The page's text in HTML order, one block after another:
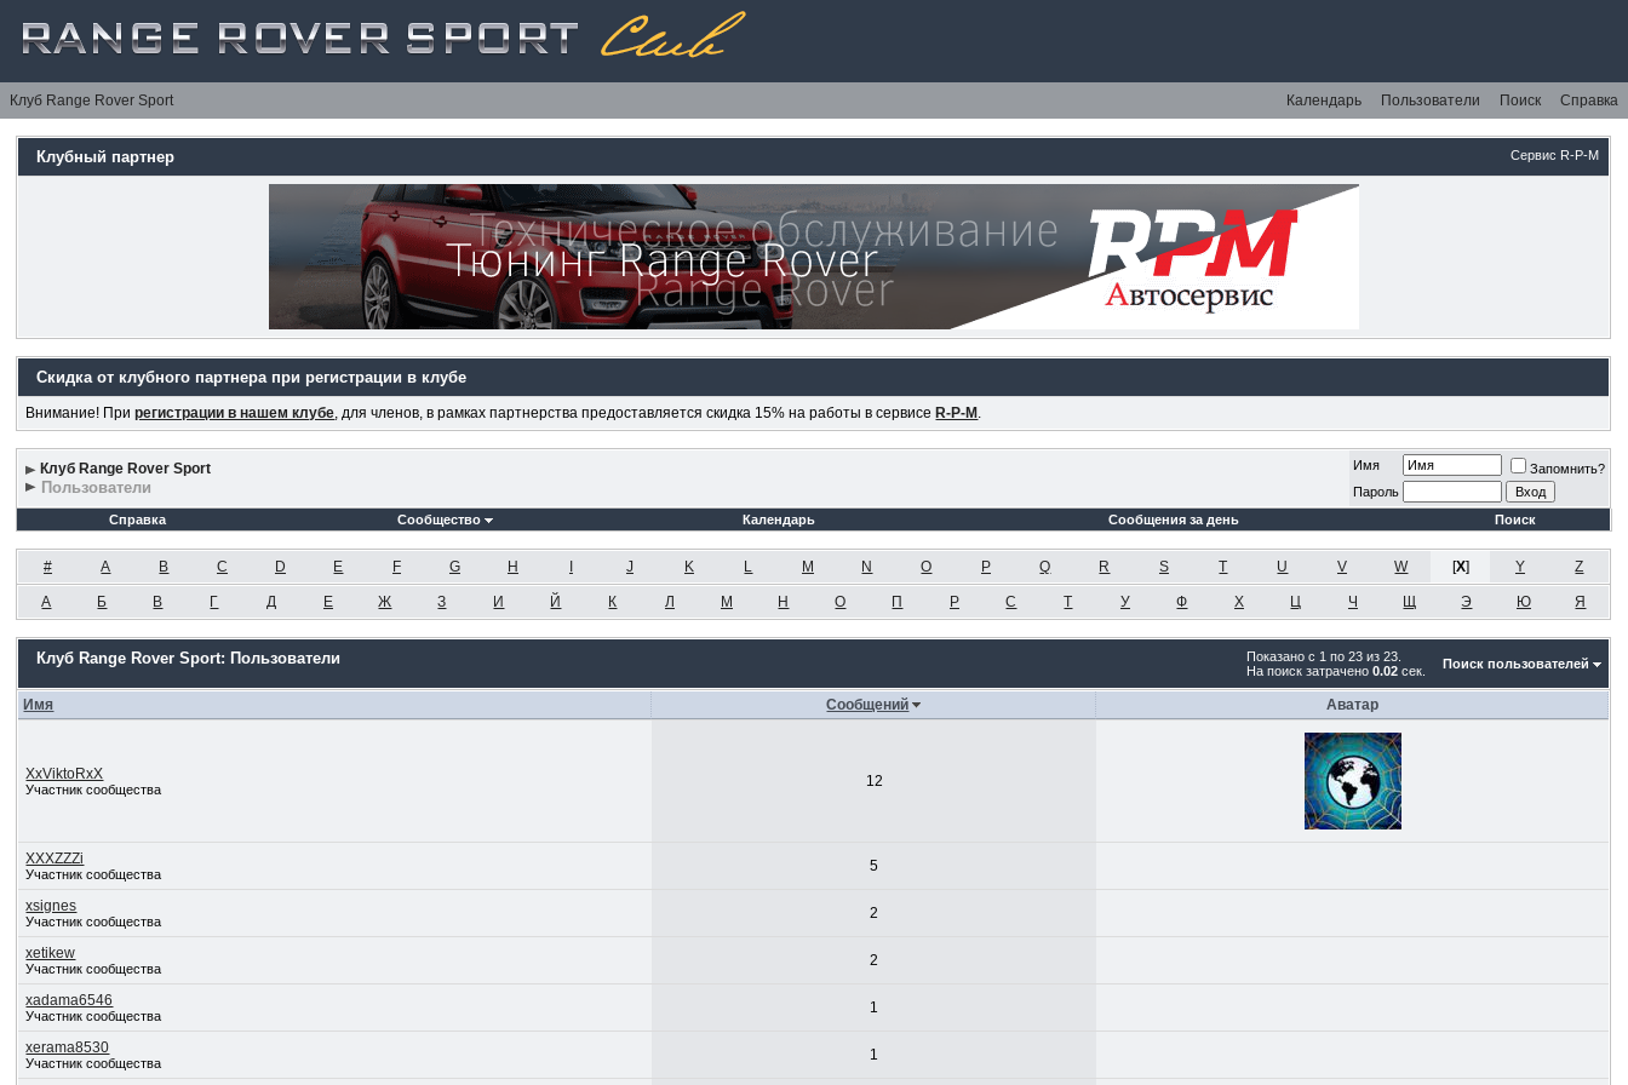
Клуб Range Rover Sport Календарь Пользователи Поиск Справка
Сервис R-P-M
Клубный партнер
Скидка от клубного партнера при регистрации в клубе
Внимание! Прирегистрации в нашем клубе, для членов, в рамках партнерства предоставляется скидка 15% на работы в сервисе R-P-M .
Клуб Range Rover Sport
Пользователи
Имя
Запомнить?
Пароль
Справка
Сообщество Календарь Сообщения за день Поиск
# A B C D E F G H J K L M N O P Q R S T U V W [X] Y Z
А Б В Г Д Е Ж З И Й К Л М Н О П Р С Т У Ф Х Ц Ч Щ Э Ю Я
Показано с 1 по 23 из 23.
На поиск затрачено0.02 сек.
Клуб Range Rover Sport: Пользователи Поиск пользователей
Имя Сообщений Аватар
XxViktoRxX
Участник сообщества 12
XXXZZZi
Участник сообщества 5
xsignes
Участник сообщества 2
xetikew
Участник сообщества 2
xadama6546
Участник сообщества 1
xerama8530
Участник сообщества 1